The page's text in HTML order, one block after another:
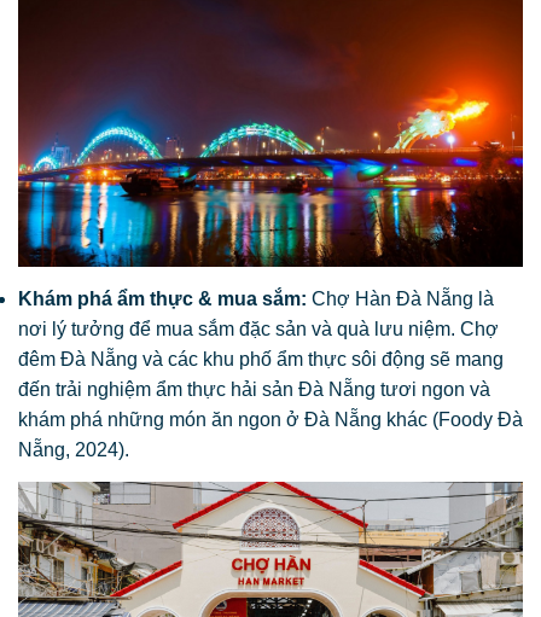
Khám phá ẩm thực & mua sắm: Chợ Hàn Đà Nẵng là
nơi lý tưởng để mua sắm đặc sản và quà lưu niệm. Chợ
đêm Đà Nẵng và các khu phố ẩm thực sôi động sẽ mang
đến trải nghiệm ẩm thực hải sản Đà Nẵng tươi ngon và
khám phá những món ăn ngon ở Đà Nẵng khác (Foody Đà
Nẵng, 2024).